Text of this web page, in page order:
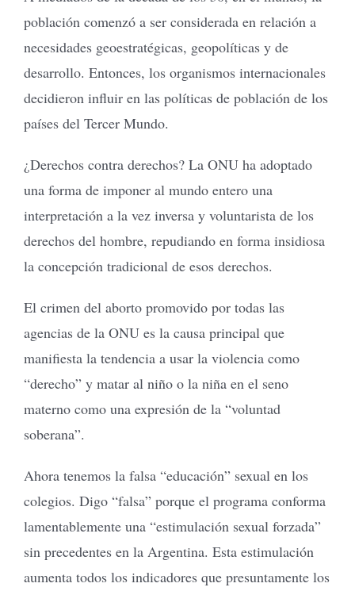
población comenzó a ser considerada en relación a
necesidades geoestratégicas, geopolíticas y de
desarrollo. Entonces, los organismos internacionales
decidieron influir en las políticas de población de los
países del Tercer Mundo.
¿Derechos contra derechos? La ONU ha adoptado
una forma de imponer al mundo entero una
interpretación a la vez inversa y voluntarista de los
derechos del hombre, repudiando en forma insidiosa
la concepción tradicional de esos derechos.
El crimen del aborto promovido por todas las
agencias de la ONU es la causa principal que
manifiesta la tendencia a usar la violencia como
“derecho” y matar al niño o la niña en el seno
materno como una expresión de la “voluntad
soberana”.
Ahora tenemos la falsa “educación” sexual en los
colegios. Digo “falsa” porque el programa conforma
lamentablemente una “estimulación sexual forzada”
sin precedentes en la Argentina. Esta estimulación
aumenta todos los indicadores que presuntamente los